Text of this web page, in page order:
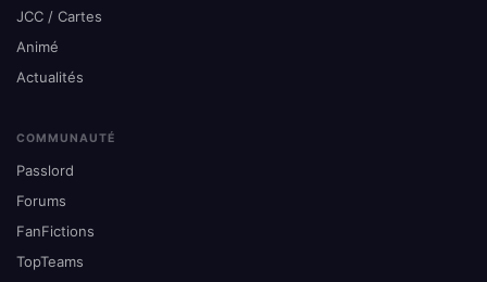
JCC / Cartes
Animé
Actualités
COMMUNAUTÉ
Passlord
Forums
FanFictions
TopTeams